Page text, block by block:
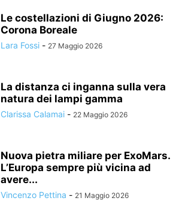
Le costellazioni di Giugno 2026:
Corona Boreale
Lara Fossi - 27 Maggio 2026
La distanza ci inganna sulla vera
natura dei lampi gamma
Clarissa Calamai - 22 Maggio 2026
Nuova pietra miliare per ExoMars.
L’Europa sempre più vicina ad
avere...
Vincenzo Pettina - 21 Maggio 2026